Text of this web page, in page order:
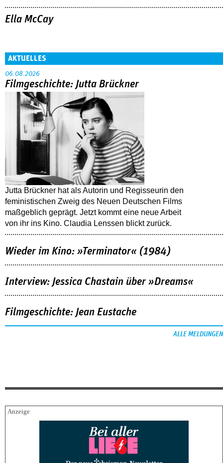
Ella McCay
AKTUELLES
06.08.2026
Filmgeschichte: Jutta Brückner
Jutta Brückner hat als Autorin und Regisseurin den
feministischen Zweig des Neuen Deutschen Films
maßgeblich geprägt. Jetzt kommt eine neue Arbeit
von ihr ins Kino. Claudia Lenssen blickt zurück.
Wieder im Kino: »Terminator« (1984)
Interview: Jessica Chastain über »Dreams«
Filmgeschichte: Jean Eustache
ALLE MELDUNGEN